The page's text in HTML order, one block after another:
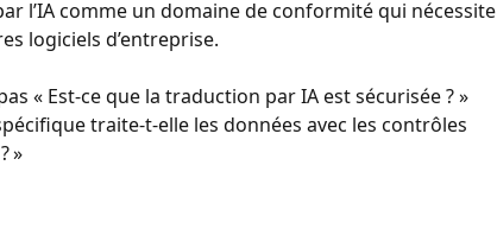
l’IA comme un domaine de conformité qui nécessite
logiciels d’entreprise.
« Est-ce que la traduction par IA est sécurisée ? »
traite-t-elle les données avec les contrôles
»